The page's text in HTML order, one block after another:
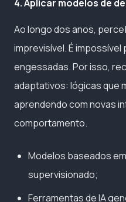
4. Aplicar modelos de
Ao longo dos anos,
imprevisível. É
engessadas. Por isso,
adaptativos: lógicas que
aprendendo com novas
comportamento.
Modelos baseados
supervisionado;
Ferramentas de IA